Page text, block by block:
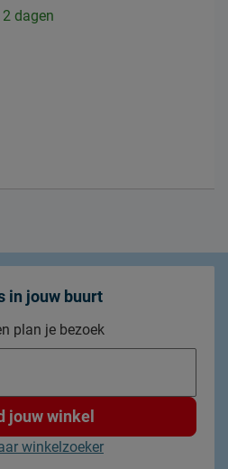
dagen
in jouw buurt
plan je bezoek
jouw winkel
winkelzoeker